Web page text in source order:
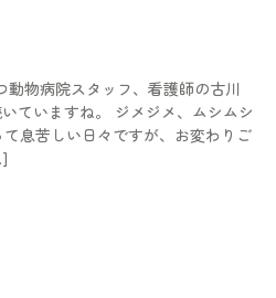
動物病院スタッフ、看護師の古川
ていますね。 ジメジメ、ムシムシ
息苦しい日々ですが、お変わりご